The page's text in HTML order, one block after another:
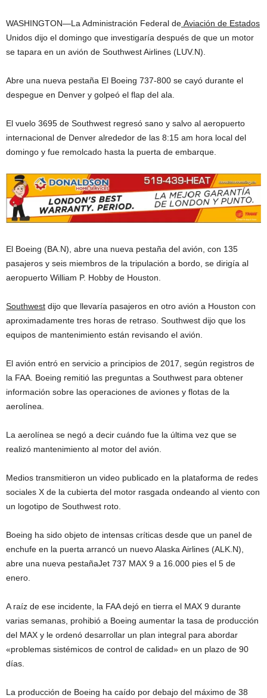
WASHINGTON—La Administración Federal de Aviación de Estados
Unidos dijo el domingo que investigaría después de que un motor
se tapara en un avión de Southwest Airlines (LUV.N).
Abre una nueva pestaña El Boeing 737-800 se cayó durante el
despegue en Denver y golpeó el flap del ala.
El vuelo 3695 de Southwest regresó sano y salvo al aeropuerto
internacional de Denver alrededor de las 8:15 am hora local del
domingo y fue remolcado hasta la puerta de embarque.
El Boeing (BA.N), abre una nueva pestaña del avión, con 135
pasajeros y seis miembros de la tripulación a bordo, se dirigía al
aeropuerto William P. Hobby de Houston.
Southwest dijo que llevaría pasajeros en otro avión a Houston con
aproximadamente tres horas de retraso. Southwest dijo que los
equipos de mantenimiento están revisando el avión.
El avión entró en servicio a principios de 2017, según registros de
la FAA. Boeing remitió las preguntas a Southwest para obtener
información sobre las operaciones de aviones y flotas de la
aerolínea.
La aerolínea se negó a decir cuándo fue la última vez que se
realizó mantenimiento al motor del avión.
Medios transmitieron un video publicado en la plataforma de redes
sociales X de la cubierta del motor rasgada ondeando al viento con
un logotipo de Southwest roto.
Boeing ha sido objeto de intensas críticas desde que un panel de
enchufe en la puerta arrancó un nuevo Alaska Airlines (ALK.N),
abre una nueva pestañaJet 737 MAX 9 a 16.000 pies el 5 de
enero.
A raíz de ese incidente, la FAA dejó en tierra el MAX 9 durante
varias semanas, prohibió a Boeing aumentar la tasa de producción
del MAX y le ordenó desarrollar un plan integral para abordar
«problemas sistémicos de control de calidad» en un plazo de 90
días.
La producción de Boeing ha caído por debajo del máximo de 38